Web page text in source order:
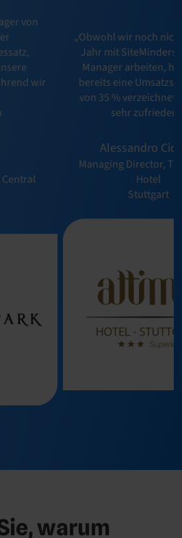
von
wir
„Obwohl wir noch
Jahr mit SiteMinders
Manager arbeiten,
bereits eine
von 35 % verzeichnet.
sehr
Alessandro
Managing Director,
Hotel
Stuttgart
warum